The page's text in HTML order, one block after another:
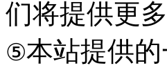
们将提供更
⑤本站提供